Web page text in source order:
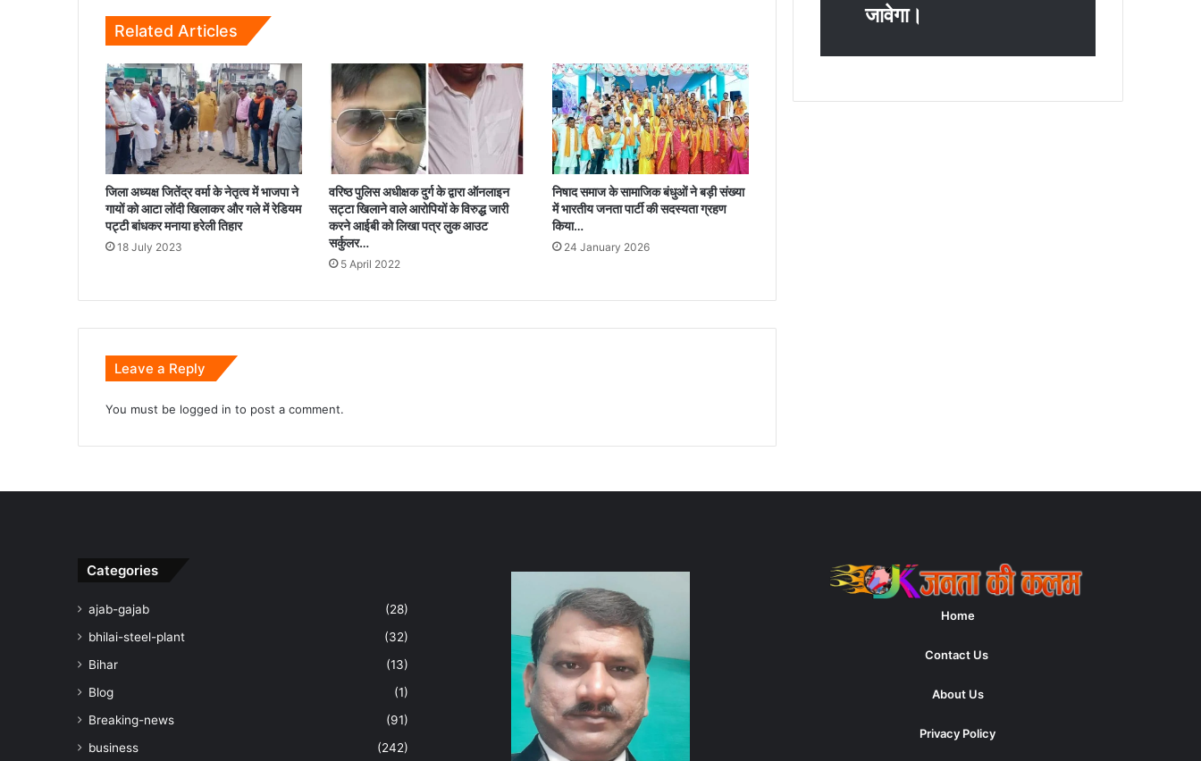
Related Articles
जिला अध्यक्ष जितेंद्र वर्मा के नेतृत्व में भाजपा ने
गायों को आटा लोंदी खिलाकर और गले में रेडियम
पट्टी बांधकर मनाया हरेली तिहार
18 July 2023
वरिष्ठ पुलिस अधीक्षक दुर्ग के द्वारा ऑनलाइन
सट्टा खिलाने वाले आरोपियों के विरुद्ध जारी
करने आईबी को लिखा पत्र लुक आउट
सर्कुलर…
5 April 2022
निषाद समाज के सामाजिक बंधुओं ने बड़ी संख्या
में भारतीय जनता पार्टी की सदस्यता ग्रहण
किया…
24 January 2026
Leave a Reply
You must be logged in to post a comment.
जावेगा।
Categories
ajab-gajab
(28)
bhilai-steel-plant
(32)
Bihar
(13)
Blog
(1)
Breaking-news
(91)
business
(242)
Home
Contact Us
About Us
Privacy Policy